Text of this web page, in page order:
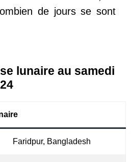
de jours se sont
lunaire au samedi
Faridpur, Bangladesh